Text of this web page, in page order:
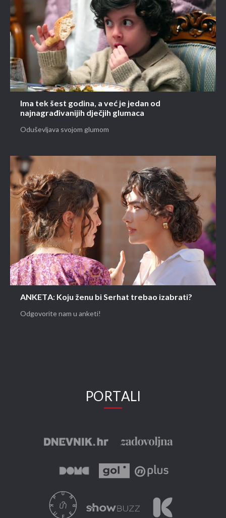
Ima tek šest godina, a već je jedan od
najnagrađivanijih dječjih glumaca
Oduševljava svojom glumom
ANKETA: Koju ženu bi Serhat trebao izabrati?
Odgovorite nam u anketi!
PORTALI